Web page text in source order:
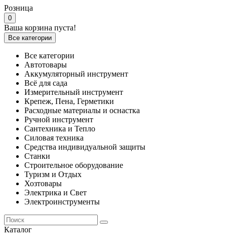
Розница
0
Ваша корзина пуста!
Все категории
Все категории
Автотовары
Аккумуляторный инструмент
Всё для сада
Измерительный инструмент
Крепеж, Пена, Герметики
Расходные материалы и оснастка
Ручной инструмент
Сантехника и Тепло
Силовая техника
Средства индивидуальной защиты
Станки
Строительное оборудование
Туризм и Отдых
Хозтовары
Электрика и Свет
Электроинструменты
Каталог